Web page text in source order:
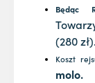
Będąc
(280 zł).
Koszt
molo.